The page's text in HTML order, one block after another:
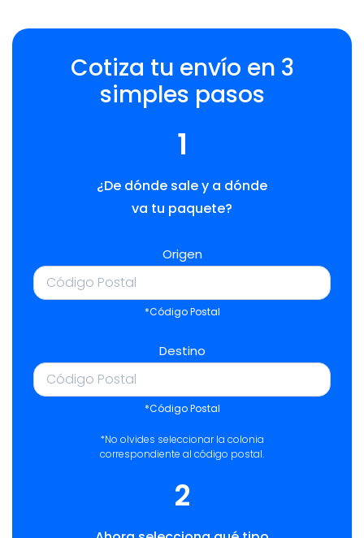
Cotiza tu envío en 3
simples pasos
1
¿De dónde sale y a dónde
va tu paquete?
Origen
*Código Postal
Destino
*Código Postal
*No olvides seleccionar la colonia
correspondiente al código postal.
2